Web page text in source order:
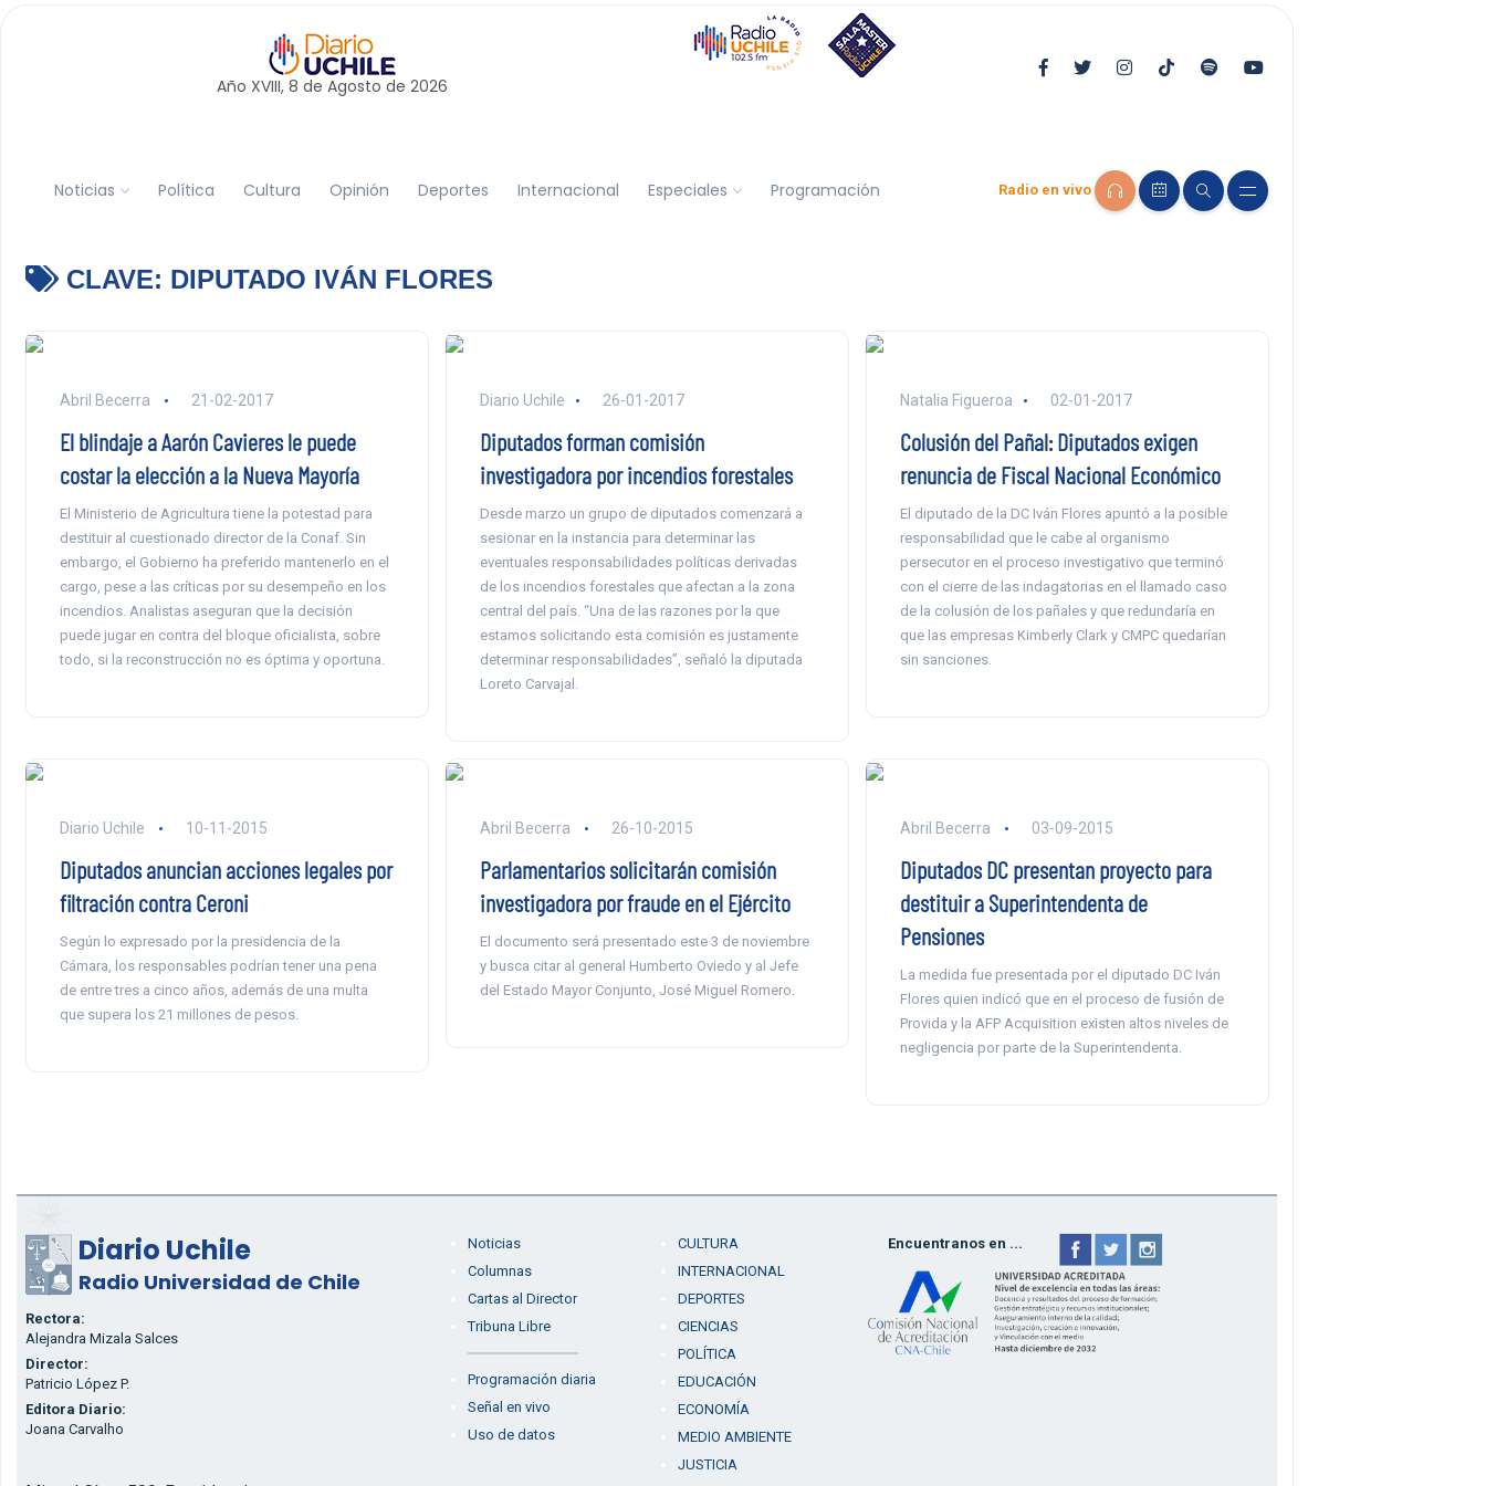
Año XVIII, 8 de Agosto de 2026
Noticias Política Cultura Opinión Deportes Internacional Especiales Programación Radio en vivo
CLAVE: DIPUTADO IVÁN FLORES
Abril Becerra 21-02-2017
El blindaje a Aarón Cavieres le puede
costar la elección a la Nueva Mayoría
El Ministerio de Agricultura tiene la potestad para
destituir al cuestionado director de la Conaf. Sin
embargo, el Gobierno ha preferido mantenerlo en el
cargo, pese a las críticas por su desempeño en los
incendios. Analistas aseguran que la decisión
puede jugar en contra del bloque oficialista, sobre
todo, si la reconstrucción no es óptima y oportuna.
Diario Uchile 26-01-2017
Diputados forman comisión
investigadora por incendios forestales
Desde marzo un grupo de diputados comenzará a
sesionar en la instancia para determinar las
eventuales responsabilidades políticas derivadas
de los incendios forestales que afectan a la zona
central del país. “Una de las razones por la que
estamos solicitando esta comisión es justamente
determinar responsabilidades”, señaló la diputada
Loreto Carvajal.
Natalia Figueroa 02-01-2017
Colusión del Pañal: Diputados exigen
renuncia de Fiscal Nacional Económico
El diputado de la DC Iván Flores apuntó a la posible
responsabilidad que le cabe al organismo
persecutor en el proceso investigativo que terminó
con el cierre de las indagatorias en el llamado caso
de la colusión de los pañales y que redundaría en
que las empresas Kimberly Clark y CMPC quedarían
sin sanciones.
Diario Uchile 10-11-2015
Diputados anuncian acciones legales por
filtración contra Ceroni
Según lo expresado por la presidencia de la
Cámara, los responsables podrían tener una pena
de entre tres a cinco años, además de una multa
que supera los 21 millones de pesos.
Abril Becerra 26-10-2015
Parlamentarios solicitarán comisión
investigadora por fraude en el Ejército
El documento será presentado este 3 de noviembre
y busca citar al general Humberto Oviedo y al Jefe
del Estado Mayor Conjunto, José Miguel Romero.
Abril Becerra 03-09-2015
Diputados DC presentan proyecto para
destituir a Superintendenta de
Pensiones
La medida fue presentada por el diputado DC Iván
Flores quien indicó que en el proceso de fusión de
Provida y la AFP Acquisition existen altos niveles de
negligencia por parte de la Superintendenta.
Diario Uchile
Radio Universidad de Chile
Rectora:
Alejandra Mizala Salces
Director:
Patricio López P.
Editora Diario:
Joana Carvalho
Noticias
Columnas
Cartas al Director
Tribuna Libre
Programación diaria
Señal en vivo
Uso de datos
CULTURA
INTERNACIONAL
DEPORTES
CIENCIAS
POLÍTICA
EDUCACIÓN
ECONOMÍA
MEDIO AMBIENTE
JUSTICIA
Encuentranos en ...